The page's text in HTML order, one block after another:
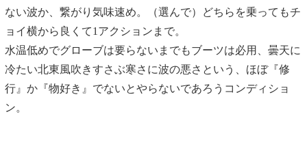
ない波か、繋がり気味速め。（選んで）どちらを乗ってもチ
ョイ横から良くて1アクションまで。
水温低めでグローブは要らないまでもブーツは必用、曇天に
冷たい北東風吹きすさぶ寒さに波の悪さという、ほぼ『修
行』か『物好き』でないとやらないであろうコンディショ
ン。